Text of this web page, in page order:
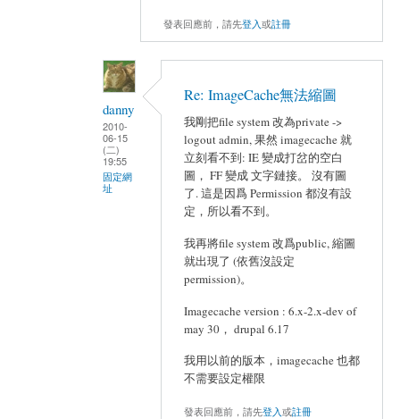
發表回應前，請先登入或註冊
danny
2010-
06-15
(二)
19:55
固定網
址
Re: ImageCache無法縮圖
我剛把file system 改為private ->
logout admin, 果然 imagecache 就
立刻看不到: IE 變成打岔的空白
圖， FF 變成 文字鏈接。 沒有圖
了. 這是因爲 Permission 都沒有設
定，所以看不到。
我再將file system 改爲public, 縮圖
就出現了 (依舊沒設定
permission)。
Imagecache version : 6.x-2.x-dev of
may 30， drupal 6.17
我用以前的版本，imagecache 也都
不需要設定權限
發表回應前，請先登入或註冊